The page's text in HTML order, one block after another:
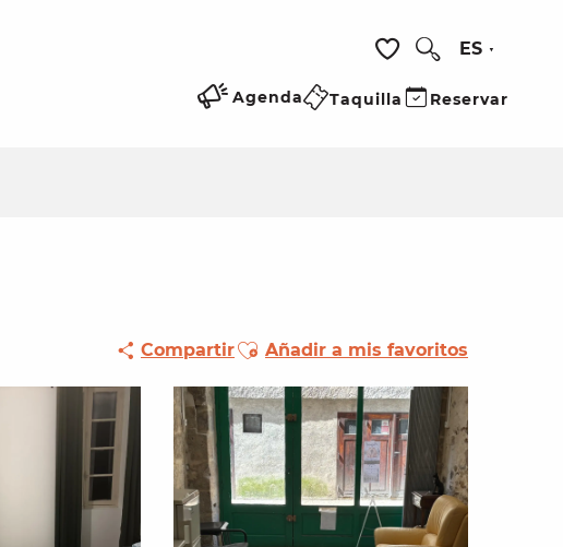
Voir les favoris
ES
Agenda Taquilla Reservar
CompartirAjouter aux favoris
Añadir a mis favoritos